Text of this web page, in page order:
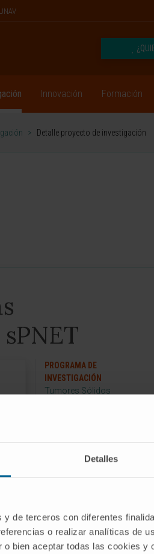
Detalles
de terceros con diferentes
o realizar analíticas de
bien aceptar todas las cookies y
Innovación Formación
> Detalle proyecto de investigación
PROGRAMA DE
INVESTIGACIÓN
Tumores Sólidos